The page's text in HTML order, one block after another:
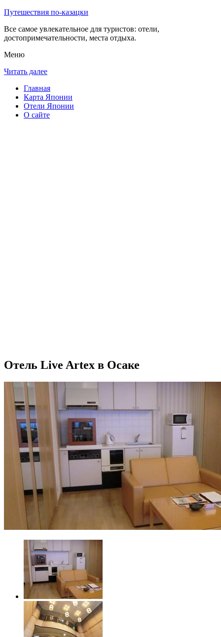
Путешествия по-казацки
Все самое увлекательное для туристов: отели,
достопримечательности, места отдыха.
Меню
Читать далее
Главная
Карта Японии
Отели Японии
О сайте
Отель Live Artex в Осаке